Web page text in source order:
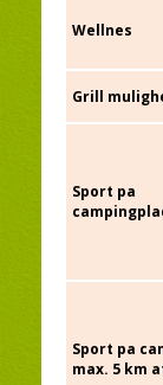
Wellnes
Grill
Sport pa
Sport pa
max. 5 km